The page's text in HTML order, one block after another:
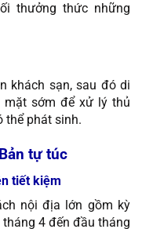
thưởng thức những
khách sạn, sau đó di
mặt sớm để xử lý thủ
thể phát sinh.
tự túc
tiết kiệm
nội địa lớn gồm kỳ
4 đến đầu tháng